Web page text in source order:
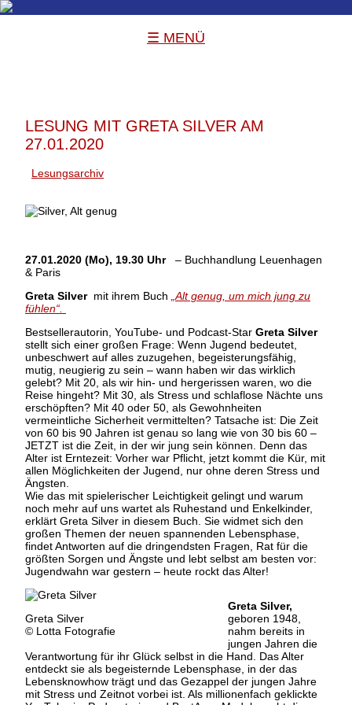
☰ MENÜ
LESUNG MIT GRETA SILVER AM
27.01.2020
Lesungsarchiv
27.01.2020 (Mo), 19.30 Uhr
– Buchhandlung Leuenhagen
& Paris
Greta Silver mit ihrem Buch
„Alt genug, um mich jung zu
fühlen“.
Bestsellerautorin, YouTube- und Podcast-Star Greta Silver
stellt sich einer großen Frage: Wenn Jugend bedeutet,
unbeschwert auf alles zuzugehen, begeisterungsfähig,
mutig, neugierig zu sein – wann haben wir das wirklich
gelebt? Mit 20, als wir hin- und hergerissen waren, wo die
Reise hingeht? Mit 30, als Stress und schlaflose Nächte uns
erschöpften? Mit 40 oder 50, als Gewohnheiten
vermeintliche Sicherheit vermittelten? Tatsache ist: Die Zeit
von 60 bis 90 Jahren ist genau so lang wie von 30 bis 60 –
JETZT ist die Zeit, in der wir jung sein können. Denn das
Alter ist Erntezeit: Vorher war Pflicht, jetzt kommt die Kür, mit
allen Möglichkeiten der Jugend, nur ohne deren Stress und
Ängsten.
Wie das mit spielerischer Leichtigkeit gelingt und warum
noch mehr auf uns wartet als Ruhestand und Enkelkinder,
erklärt Greta Silver in diesem Buch. Sie widmet sich den
großen Themen der neuen spannenden Lebensphase,
findet Antworten auf die dringendsten Fragen, Rat für die
größten Sorgen und Ängste und lebt selbst am besten vor:
Jugendwahn war gestern – heute rockt das Alter!
Greta Silver
© Lotta Fotografie
Greta Silver,
geboren 1948,
nahm bereits in
jungen Jahren die
Verantwortung für ihr Glück selbst in die Hand. Das Alter
entdeckt sie als begeisternde Lebensphase, in der das
Lebensknowhow trägt und das Gezappel der jungen Jahre
mit Stress und Zeitnot vorbei ist. Als millionenfach geklickte